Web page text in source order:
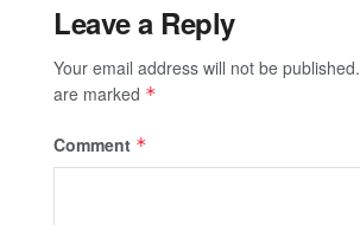
Leave a Reply
Your email address will not be published.
are marked *
Comment *